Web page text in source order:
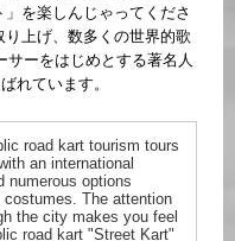
を楽しんじゃってくださ
上げ、数多くの世界的歌
サーをはじめとする著名人
れています。
road kart tourism tours
an international
numerous options
The attention
the city makes you feel
road kart "Street Kart"